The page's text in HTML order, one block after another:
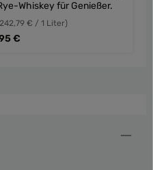
Whiskey für Genießer.
€ / 1 Liter)
Preis:
€